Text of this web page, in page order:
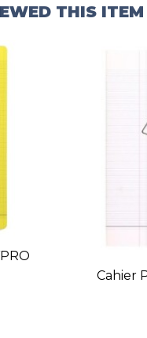
THIS
Cahier